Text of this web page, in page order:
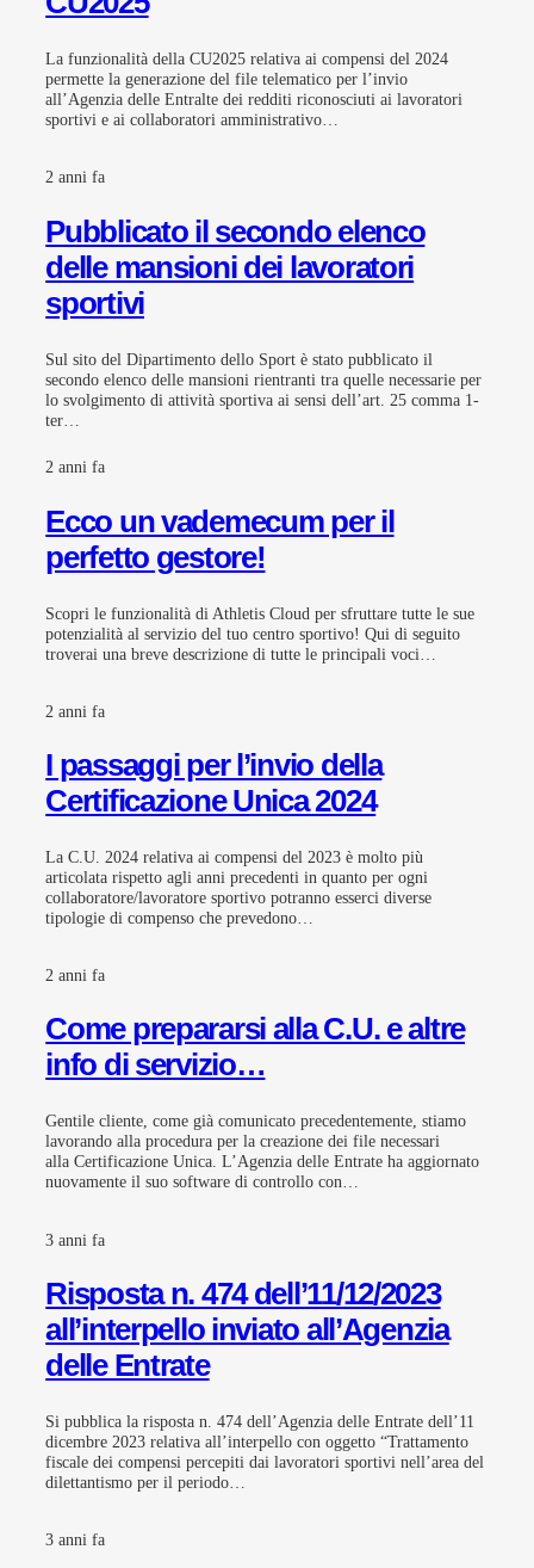
La funzionalità della CU2025 relativa ai compensi del 2024
permette la generazione del file telematico per l’invio
all’Agenzia delle Entralte dei redditi riconosciuti ai lavoratori
sportivi e ai collaboratori amministrativo…
2 anni fa
Pubblicato il secondo elenco
delle mansioni dei lavoratori
sportivi
Sul sito del Dipartimento dello Sport è stato pubblicato il
secondo elenco delle mansioni rientranti tra quelle necessarie per
lo svolgimento di attività sportiva ai sensi dell’art. 25 comma 1-
ter…
2 anni fa
Ecco un vademecum per il
perfetto gestore!
Scopri le funzionalità di Athletis Cloud per sfruttare tutte le sue
potenzialità al servizio del tuo centro sportivo! Qui di seguito
troverai una breve descrizione di tutte le principali voci…
2 anni fa
I passaggi per l’invio della
Certificazione Unica 2024
La C.U. 2024 relativa ai compensi del 2023 è molto più
articolata rispetto agli anni precedenti in quanto per ogni
collaboratore/lavoratore sportivo potranno esserci diverse
tipologie di compenso che prevedono…
2 anni fa
Come prepararsi alla C.U. e altre
info di servizio…
Gentile cliente, come già comunicato precedentemente, stiamo
lavorando alla procedura per la creazione dei file necessari
alla Certificazione Unica. L’Agenzia delle Entrate ha aggiornato
nuovamente il suo software di controllo con…
3 anni fa
Risposta n. 474 dell’11/12/2023
all’interpello inviato all’Agenzia
delle Entrate
Si pubblica la risposta n. 474 dell’Agenzia delle Entrate dell’11
dicembre 2023 relativa all’interpello con oggetto “Trattamento
fiscale dei compensi percepiti dai lavoratori sportivi nell’area del
dilettantismo per il periodo…
3 anni fa